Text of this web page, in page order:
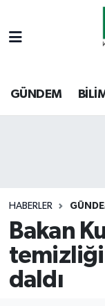
GÜNDEM
HABERLER
Bakan
temizliği
daldı
Kocaeli
Kocaeli
Son Dakika
Haber Arşivi